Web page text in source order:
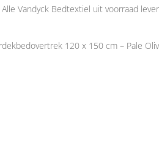
Vandyck Bedtextiel uit voorraad
120 x 150 cm – Pale